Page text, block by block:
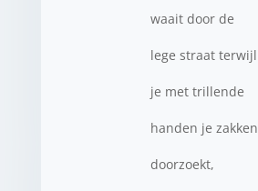
waait door de
lege straat terwijl
je met trillende
handen je zakken
doorzoekt,